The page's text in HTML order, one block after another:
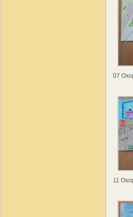
07
11